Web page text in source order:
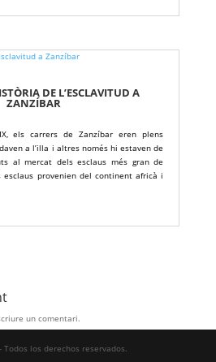
DE L’ESCLAVITUD A
ZANZÍBAR
els carrers de Zanzíbar eren plens
a l’illa i altres només hi estaven de
al mercat dels esclaus més gran de
esclaus provenien del continent africà i
un comentari.
Todos los derechos reservados.